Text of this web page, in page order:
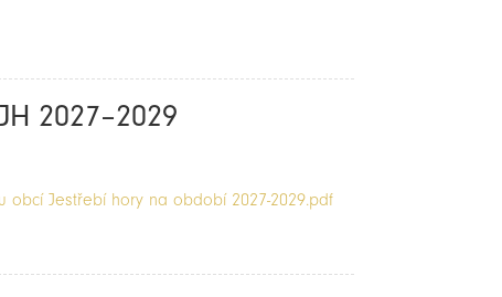
2027–2029
obcí Jestřebí hory na období 2027-2029.pdf